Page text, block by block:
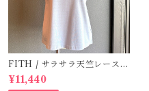
FITH / サラサラ天竺レースT
シャツ (BL) / 145・155
¥11,440